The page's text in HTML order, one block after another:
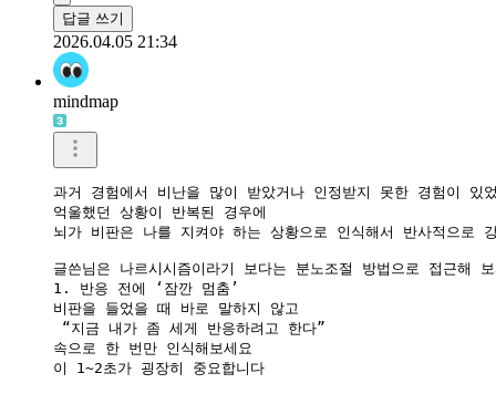
답글 쓰기
2026.04.05 21:34
mindmap
과거 경험에서 비난을 많이 받았거나 인정받지 못한 경험이 있
억울했던 상황이 반복된 경우에
뇌가 비판은 나를 지켜야 하는 상황으로 인식해서 반사적으로
글쓴님은 나르시시즘이라기 보다는 분노조절 방법으로 접근해
1. 반응 전에 ‘잠깐 멈춤’
비판을 들었을 때 바로 말하지 않고
“지금 내가 좀 세게 반응하려고 한다”
속으로 한 번만 인식해보세요
이 1~2초가 굉장히 중요합니다